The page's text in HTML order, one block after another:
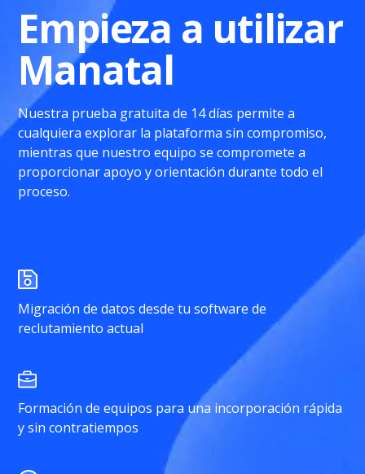
Empieza a utilizar
Manatal
Nuestra prueba gratuita de 14 días permite a
cualquiera explorar la plataforma sin compromiso,
mientras que nuestro equipo se compromete a
proporcionar apoyo y orientación durante todo el
proceso.
Migración de datos desde tu software de
reclutamiento actual
Formación de equipos para una incorporación rápida
y sin contratiempos